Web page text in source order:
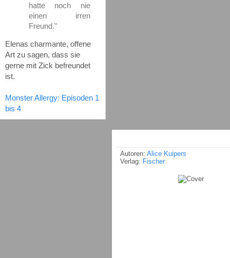
hatte noch nie
einen irren
Freund."
Elenas charmante, offene
Art zu sagen, dass sie
gerne mit Zick befreundet
ist.
Monster Allergy: Episoden 1
bis 4
Autoren: Alice Kuipers
Verlag: Fischer